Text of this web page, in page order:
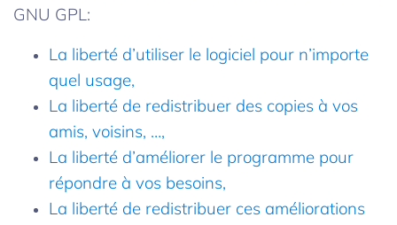
GNU GPL:
La liberté d’utiliser le logiciel pour n’importe
quel usage,
La liberté de redistribuer des copies à vos
amis, voisins, …,
La liberté d’améliorer le programme pour
répondre à vos besoins,
La liberté de redistribuer ces améliorations